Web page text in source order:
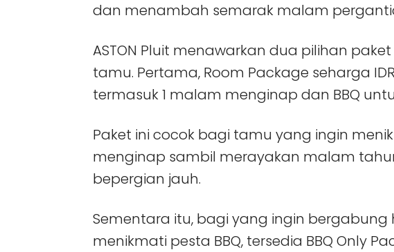
dan menambah semarak malam
ASTON Pluit menawarkan dua pilihan
tamu. Pertama, Room Package seharga
termasuk 1 malam menginap dan BBQ
Paket ini cocok bagi tamu yang ingin
menginap sambil merayakan malam
bepergian jauh.
Sementara itu, bagi yang ingin bergabung
menikmati pesta BBQ, tersedia BBQ Only